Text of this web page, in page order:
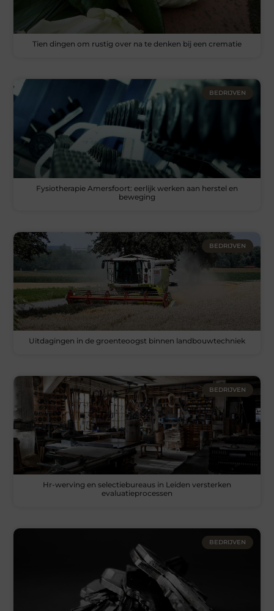
Tien dingen om rustig over na te denken bij een crematie
BEDRIJVEN
Fysiotherapie Amersfoort: eerlijk werken aan herstel en
beweging
BEDRIJVEN
Uitdagingen in de groenteoogst binnen landbouwtechniek
BEDRIJVEN
Hr-werving en selectiebureaus in Leiden versterken
evaluatieprocessen
BEDRIJVEN